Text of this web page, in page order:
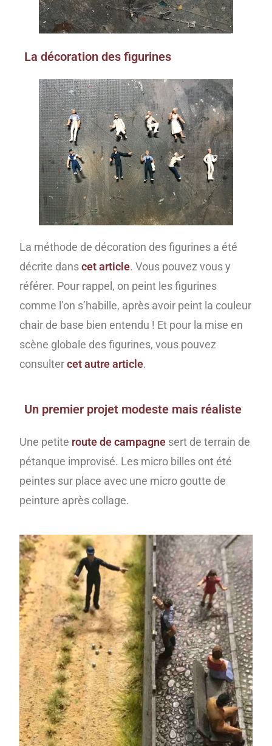
La décoration des figurines
La méthode de décoration des figurines a été
décrite danscet article. Vous pouvez vous y
référer. Pour rappel, on peint les figurines
comme l’on s’habille, après avoir peint la couleur
chair de base bien entendu ! Et pour la mise en
scène globale des figurines, vous pouvez
consultercet autre article.
Un premier projet modeste mais réaliste
Une petite route de campagne sert de terrain de
pétanque improvisé. Les micro billes ont été
peintes sur place avec une micro goutte de
peinture après collage.